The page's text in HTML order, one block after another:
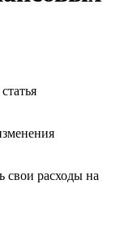
свои расходы на